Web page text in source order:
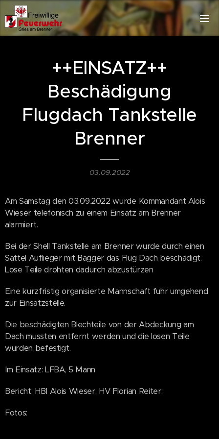
++EINSATZ++
Beschädigung
Flugdach Tankstelle
Brenner
03.09.2022
Am Samstag den 03.09.2022 wurde Kommandant Alois
Wieser telefonisch zu einem Einsatz am Brenner
alarmiert.
Bei der Shell Tankstelle am Brenner wurde durch einen
Sattel Auflieger mit Bagger das Flug Dach beschädigt.
Lose Teile drohten dadurch abzustürzen
Eine kurzfristig organisierte Mannschaft fuhr umgehend
zur Einsatzstelle.
Die beschädigten Blechteile von der Abdeckung am
Dach mussten entfernt werden und die losen Teile
wurden befestigt.
Im Einsatz: LFBA, 5 Mann
Bericht: HBI Alois Wieser, HV Florian Reiter;
Fotos: